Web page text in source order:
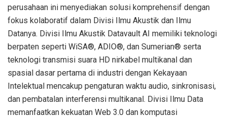
perusahaan ini menyediakan solusi komprehensif dengan
fokus kolaboratif dalam Divisi Ilmu Akustik dan Ilmu
Datanya. Divisi Ilmu Akustik Datavault AI memiliki teknologi
berpaten seperti WiSA®, ADIO®, dan Sumerian® serta
teknologi transmisi suara HD nirkabel multikanal dan
spasial dasar pertama di industri dengan Kekayaan
Intelektual mencakup pengaturan waktu audio, sinkronisasi,
dan pembatalan interferensi multikanal. Divisi Ilmu Data
memanfaatkan kekuatan Web 3.0 dan komputasi